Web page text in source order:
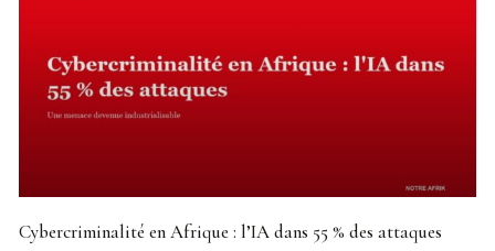
Cybercriminalité en Afrique : l’IA dans 55 % des attaques